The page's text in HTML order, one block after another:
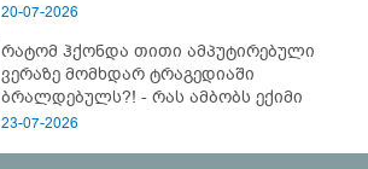
20-07-2026
რატომ ჰქონდა თითი ამპუტირებული
ვერაზე მომხდარ ტრაგედიაში
ბრალდებულს?! - რას ამბობს ექიმი
23-07-2026